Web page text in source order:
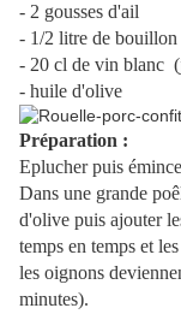
- 2 gousses d'ail
- 1/2 litre de bouillon
- 20 cl de vin blanc
- huile d'olive
Préparation :
Eplucher puis
Dans une grande
d'olive puis ajouter
temps en temps et
les oignons
minutes).